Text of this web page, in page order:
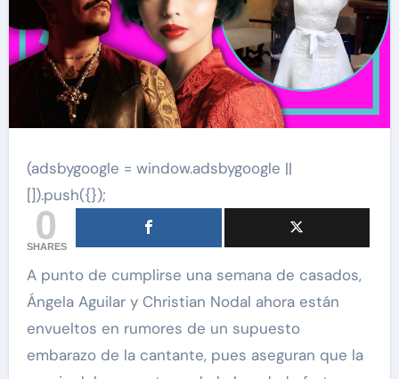
(adsbygoogle = window.adsbygoogle ||
[]).push({});
0
SHARES
A punto de cumplirse una semana de casados,
Ángela Aguilar y Christian Nodal ahora están
envueltos en rumores de un supuesto
embarazo de la cantante, pues aseguran que la